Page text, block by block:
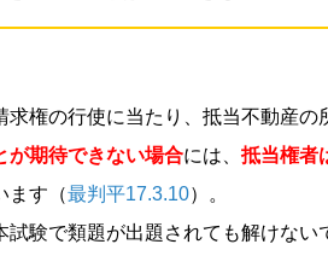
権の行使に当たり、抵当不動産の
が期待できない場合には、 抵当権者
ます（最判平17.3.10）。
験で類題が出題されても解けない